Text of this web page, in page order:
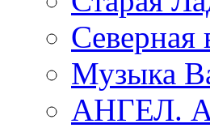
Северная
Музыка
АНГЕЛ.